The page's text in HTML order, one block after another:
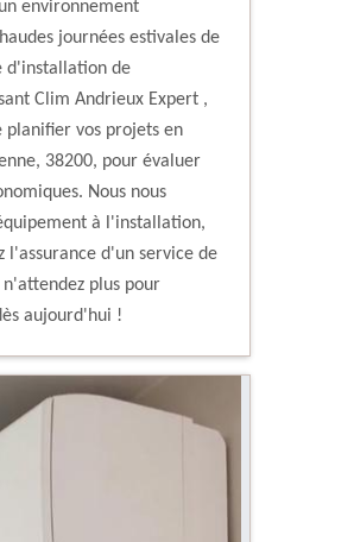
environnement
journées estivales de
d'installation de
Clim Andrieux Expert ,
planifier vos projets en
38200, pour évaluer
Nous nous
à l'installation,
l'assurance d'un service de
plus pour
aujourd'hui !